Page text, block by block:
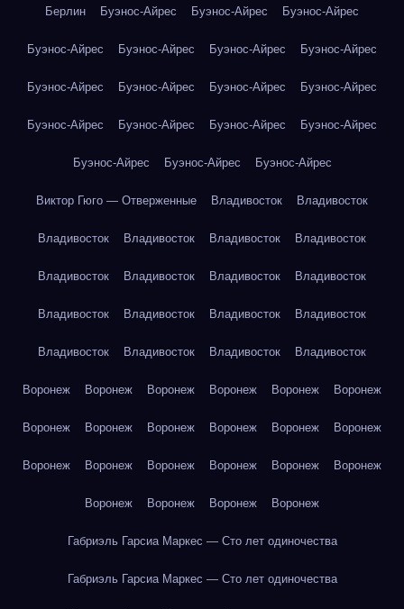
Берлин Буэнос-Айрес Буэнос-Айрес Буэнос-Айрес
Буэнос-Айрес Буэнос-Айрес Буэнос-Айрес Буэнос-Айрес
Буэнос-Айрес Буэнос-Айрес Буэнос-Айрес Буэнос-Айрес
Буэнос-Айрес Буэнос-Айрес Буэнос-Айрес Буэнос-Айрес
Буэнос-Айрес Буэнос-Айрес Буэнос-Айрес
Виктор Гюго — Отверженные Владивосток Владивосток
Владивосток Владивосток Владивосток Владивосток
Владивосток Владивосток Владивосток Владивосток
Владивосток Владивосток Владивосток Владивосток
Владивосток Владивосток Владивосток Владивосток
Воронеж Воронеж Воронеж Воронеж Воронеж Воронеж
Воронеж Воронеж Воронеж Воронеж Воронеж Воронеж
Воронеж Воронеж Воронеж Воронеж Воронеж Воронеж
Воронеж Воронеж Воронеж Воронеж
Габриэль Гарсиа Маркес — Сто лет одиночества
Габриэль Гарсиа Маркес — Сто лет одиночества